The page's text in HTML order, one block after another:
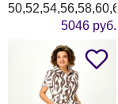
5046 руб.